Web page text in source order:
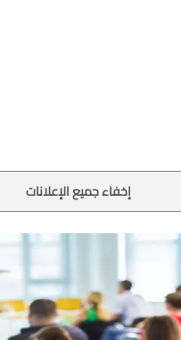
إخفاء جميع الإعلانات